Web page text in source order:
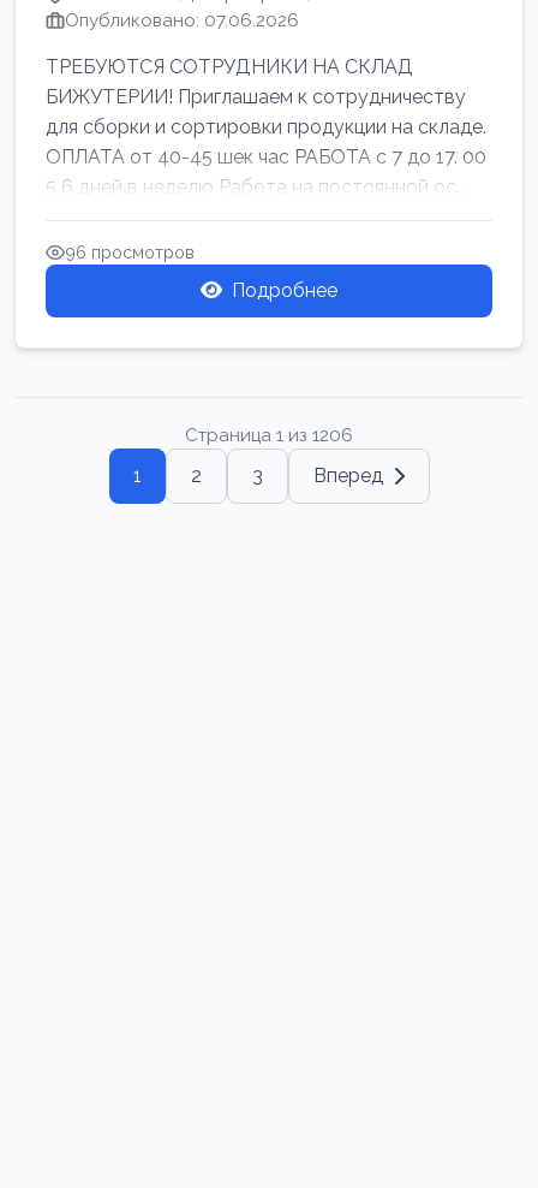
Опубликовано: 07.06.2026
ТРЕБУЮТСЯ СОТРУДНИКИ НА СКЛАД
БИЖУТЕРИИ! Приглашаем к сотрудничеству
для сборки и сортировки продукции на складе.
ОПЛАТА от 40-45 шек час РАБОТА с 7 до 17. 00
5 6 дней в неделю Работа на постоянной ос...
96 просмотров
Подробнее
Страница 1 из 1206
1 2 3 Вперед